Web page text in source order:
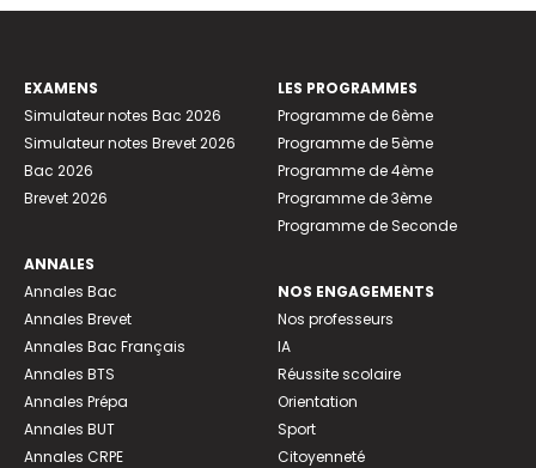
EXAMENS
Simulateur notes Bac 2026
Simulateur notes Brevet 2026
Bac 2026
Brevet 2026
ANNALES
Annales Bac
Annales Brevet
Annales Bac Français
Annales BTS
Annales Prépa
Annales BUT
Annales CRPE
LES PROGRAMMES
Programme de 6ème
Programme de 5ème
Programme de 4ème
Programme de 3ème
Programme de Seconde
NOS ENGAGEMENTS
Nos professeurs
IA
Réussite scolaire
Orientation
Sport
Citoyenneté